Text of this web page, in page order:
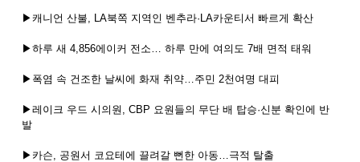
▶캐니언 산불, LA북쪽 지역인 벤추라·LA카운티서 빠르게 확산
▶하루 새 4,856에이커 전소… 하루 만에 여의도 7배 면적 태워
▶폭염 속 건조한 날씨에 화재 취약…주민 2천여명 대피
▶레이크 우드 시의원, CBP 요원들의 무단 배 탑승·신분 확인에 반
발
▶카슨, 공원서 코요테에 끌려갈 뻔한 아동…극적 탈출